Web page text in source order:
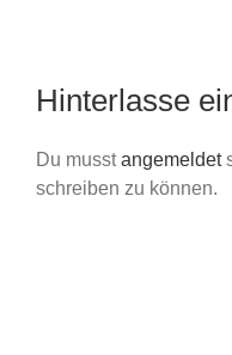
Hinterlasse
Du musstangemeldet
schreiben zu können.